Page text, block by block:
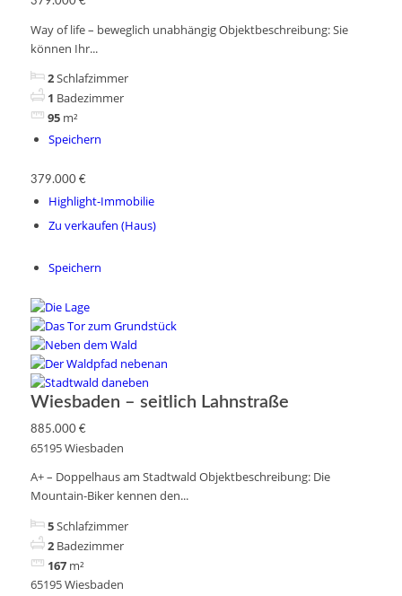
Way of life – beweglich unabhängig Objektbeschreibung: Sie
können Ihr...
2Schlafzimmer
1 Badezimmer
95 m²
Speichern
379.000 €
Highlight-Immobilie
Zu verkaufen (Haus)
Speichern
Wiesbaden – seitlich Lahnstraße
885.000 €
65195 Wiesbaden
A+ – Doppelhaus am Stadtwald Objektbeschreibung: Die
Mountain-Biker kennen den...
5Schlafzimmer
2 Badezimmer
167 m²
65195 Wiesbaden